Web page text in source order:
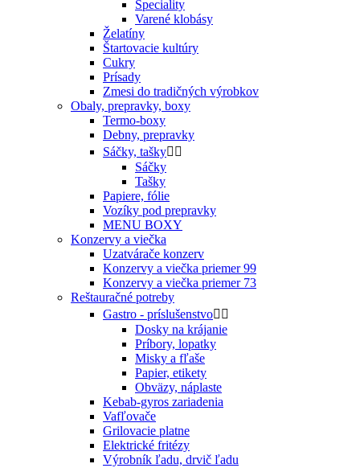
Špeciality
Varené klobásy
Želatíny
Štartovacie kultúry
Cukry
Prísady
Zmesi do tradičných výrobkov
Obaly, prepravky, boxy
Termo-boxy
Debny, prepravky
Sáčky, tašky 
Sáčky
Tašky
Papiere, fólie
Vozíky pod prepravky
MENU BOXY
Konzervy a viečka
Uzatvárače konzerv
Konzervy a viečka priemer 99
Konzervy a viečka priemer 73
Reštauračné potreby
Gastro - príslušenstvo 
Dosky na krájanie
Príbory, lopatky
Misky a fľaše
Papier, etikety
Obväzy, náplaste
Kebab-gyros zariadenia
Vafľovače
Grilovacie platne
Elektrické fritézy
Výrobník ľadu, drvič ľadu